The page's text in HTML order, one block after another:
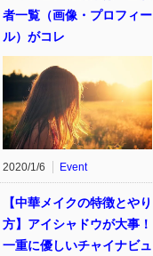
者一覧（画像・プロフィー
ル）がコレ
2020/1/6 Event
【中華メイクの特徴とやり
方】アイシャドウが大事！
一重に優しいチャイナビュ